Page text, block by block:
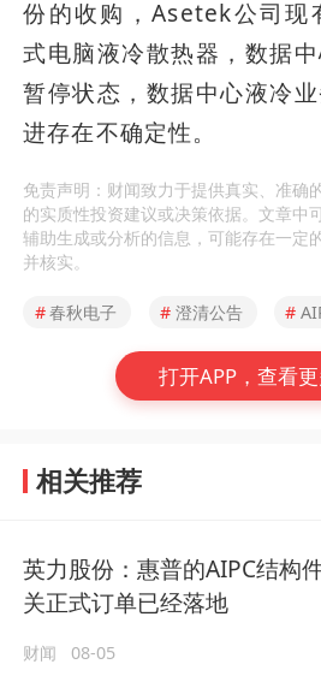
份的收购，Asetek公司现
式电脑液冷散热器，数据
暂停状态，数据中心液冷
进存在不确定性。
免责声明：财闻致力于提供真实、准确
的实质性投资建议或决策依据。文章中
辅助生成或分析的信息，可能存在一定
并核实。
#春秋电子 # 澄清公告 #
打开APP，查看
相关推荐
英力股份：惠普的AIPC结构
关正式订单已经落地
财闻 08-05